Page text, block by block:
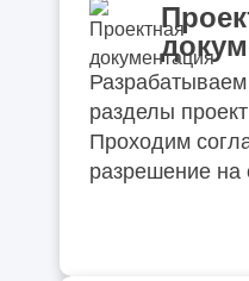
разделы
Проходим
разрешение на